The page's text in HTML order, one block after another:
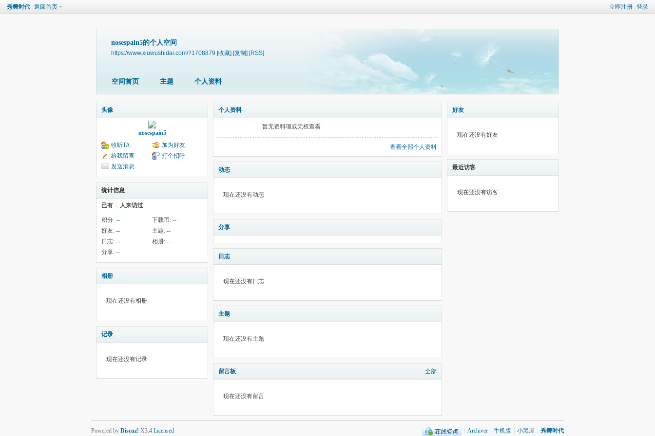
立即注册 登录
秀舞时代 返回首页
nosespain5的个人空间
https://www.xiuwushidai.com/?1708879 [收藏] [复制] [RSS]
空间首页 主题 个人资料
头像
nosespain5
收听TA
加为好友
给我留言
打个招呼
发送消息
统计信息
已有 -- 人来访过
积分: -- 下载币: --
好友: -- 主题: --
日志: -- 相册: --
分享: --
相册
现在还没有相册
记录
现在还没有记录
个人资料
暂无资料项或无权查看
查看全部个人资料
动态
现在还没有动态
分享
日志
现在还没有日志
主题
现在还没有主题
留言板 全部
现在还没有留言
好友
现在还没有好友
最近访客
现在还没有访客
Archiver 手机版 小黑屋 秀舞时代
Powered by Discuz! X3.4 Licensed